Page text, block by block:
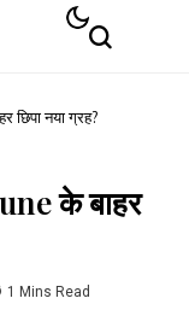
नया ग्रह?
के बाहर
1 Mins Read